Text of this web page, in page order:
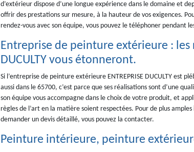
d’extérieur dispose d’une longue expérience dans le domaine et
offrir des prestations sur mesure, à la hauteur de vos exigences.
rendez-vous avec son équipe, vous pouvez le téléphoner pendant
Entreprise de peinture extérieure : les
DUCULTY vous étonneront.
Si l’entreprise de peinture extérieure ENTREPRISE DUCULTY est
aussi dans le 65700, c’est parce que ses réalisations sont d’une
son équipe vous accompagne dans le choix de votre produit, et
règles de l’art en la matière soient respectées. Pour de plus
demander un devis détaillé, vous pouvez la contacter.
Peinture intérieure, peinture